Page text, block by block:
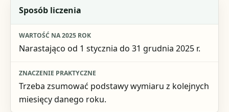
Sposób liczenia
Narastająco od 1 stycznia do 31 grudnia 2025 r.
Trzeba zsumować podstawy wymiaru z kolejnych
miesięcy danego roku.